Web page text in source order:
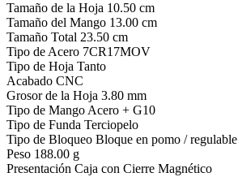
Tamaño de la Hoja 10.50 cm
Tamaño del Mango 13.00 cm
Tamaño Total 23.50 cm
Tipo de Acero 7CR17MOV
Tipo de Hoja Tanto
Acabado CNC
Grosor de la Hoja 3.80 mm
Tipo de Mango Acero + G10
Tipo de Funda Terciopelo
Tipo de Bloqueo Bloque en pomo / regulable
Peso 188.00 g
Presentación Caja con Cierre Magnético